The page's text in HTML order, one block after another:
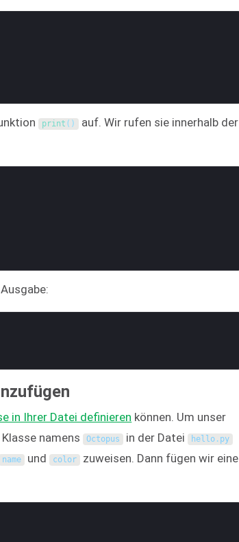
print ( ) auf. Wir rufen sie innerhalb der
in Ihrer Datei definieren können. Um unser
namens Octopus in der Datei hello. py
name und color zuweisen. Dann fügen wir eine